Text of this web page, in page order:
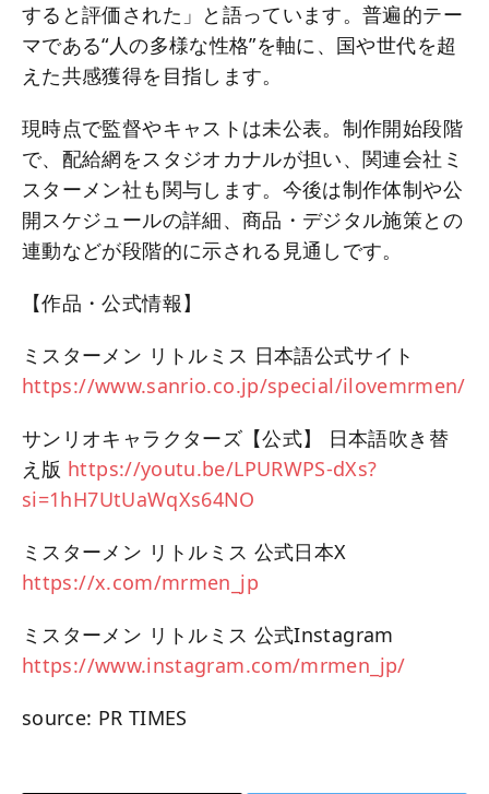
すると評価された」と語っています。普遍的テー
マである“人の多様な性格”を軸に、国や世代を超
えた共感獲得を目指します。
現時点で監督やキャストは未公表。制作開始段階
で、配給網をスタジオカナルが担い、関連会社ミ
スターメン社も関与します。今後は制作体制や公
開スケジュールの詳細、商品・デジタル施策との
連動などが段階的に示される見通しです。
【作品・公式情報】
ミスターメン リトルミス 日本語公式サイト
https://www.sanrio.co.jp/special/ilovemrmen/
サンリオキャラクターズ【公式】 日本語吹き替
え版 https://youtu.be/LPURWPS-dXs?
si=1hH7UtUaWqXs64NO
ミスターメン リトルミス 公式日本X
https://x.com/mrmen_jp
ミスターメン リトルミス 公式Instagram
https://www.instagram.com/mrmen_jp/
source: PR TIMES